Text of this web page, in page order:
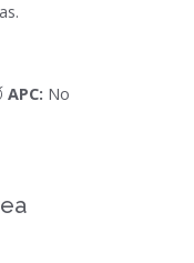
APC: No